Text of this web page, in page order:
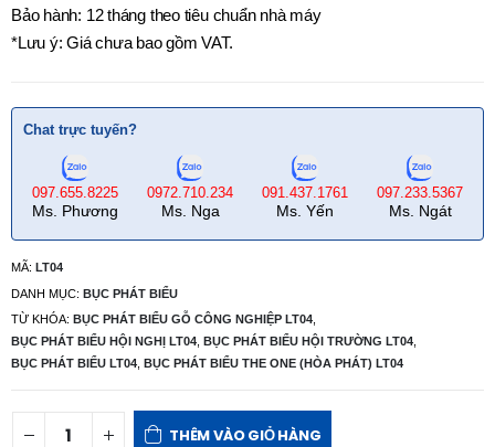
Bảo hành: 12 tháng theo tiêu chuẩn nhà máy
*Lưu ý: Giá chưa bao gồm VAT.
Chat trực tuyến?
097.655.8225
Ms. Phương
0972.710.234
Ms. Nga
091.437.1761
Ms. Yến
097.233.5367
Ms. Ngát
MÃ: LT04
DANH MỤC: BỤC PHÁT BIỂU
TỪ KHÓA: BỤC PHÁT BIỂU GỖ CÔNG NGHIỆP LT04
BỤC PHÁT BIỂU HỘI NGHỊ LT04
BỤC PHÁT BIỂU HỘI TRƯỜNG LT04
BỤC PHÁT BIỂU LT04
BỤC PHÁT BIỂU THE ONE (HÒA PHÁT) LT04
THÊM VÀO GIỎ HÀNG